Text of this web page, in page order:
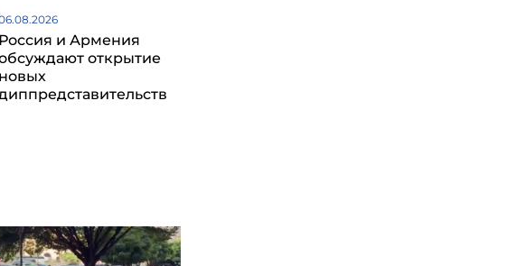
Россия и Армения
открытие
новых